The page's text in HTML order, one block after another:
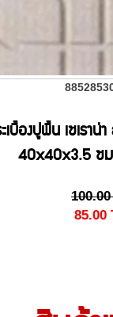
ะเบื้องปูพื้น เซเรา
40x40x3.5 ซม.
100.00
85.00